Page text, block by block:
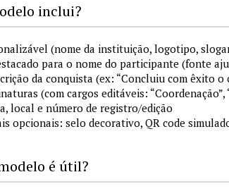
inclui?
(nome da instituição, logotipo,
para o nome do participante (fonte
da conquista (ex: “Concluiu com êxito o
(com cargos editáveis: “Coordenação”,
local e número de registro/edição
opcionais: selo decorativo, QR code
é útil?